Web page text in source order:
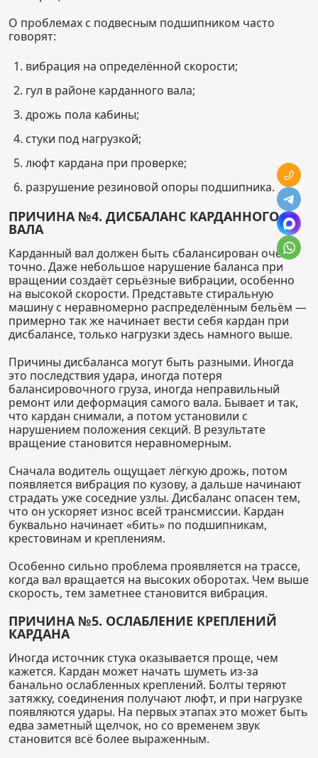
О проблемах с подвесным подшипником часто
говорят:
вибрация на определённой скорости;
гул в районе карданного вала;
дрожь пола кабины;
стуки под нагрузкой;
люфт кардана при проверке;
разрушение резиновой опоры подшипника.
ПРИЧИНА №4. ДИСБАЛАНС КАРДАННОГО
ВАЛА
Карданный вал должен быть сбалансирован очень
точно. Даже небольшое нарушение баланса при
вращении создаёт серьёзные вибрации, особенно
на высокой скорости. Представьте стиральную
машину с неравномерно распределённым бельём —
примерно так же начинает вести себя кардан при
дисбалансе, только нагрузки здесь намного выше.
Причины дисбаланса могут быть разными. Иногда
это последствия удара, иногда потеря
балансировочного груза, иногда неправильный
ремонт или деформация самого вала. Бывает и так,
что кардан снимали, а потом установили с
нарушением положения секций. В результате
вращение становится неравномерным.
Сначала водитель ощущает лёгкую дрожь, потом
появляется вибрация по кузову, а дальше начинают
страдать уже соседние узлы. Дисбаланс опасен тем,
что он ускоряет износ всей трансмиссии. Кардан
буквально начинает «бить» по подшипникам,
крестовинам и креплениям.
Особенно сильно проблема проявляется на трассе,
когда вал вращается на высоких оборотах. Чем выше
скорость, тем заметнее становится вибрация.
ПРИЧИНА №5. ОСЛАБЛЕНИЕ КРЕПЛЕНИЙ
КАРДАНА
Иногда источник стука оказывается проще, чем
кажется. Кардан может начать шуметь из-за
банально ослабленных креплений. Болты теряют
затяжку, соединения получают люфт, и при нагрузке
появляются удары. На первых этапах это может быть
едва заметный щелчок, но со временем звук
становится всё более выраженным.